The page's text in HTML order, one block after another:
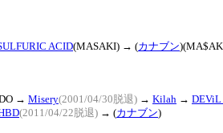
ACID(MASAKI) → (カナブン
→ Misery(2001/04/30脱退) → Kilah →
(2011/04/22脱退) → (カナブン)